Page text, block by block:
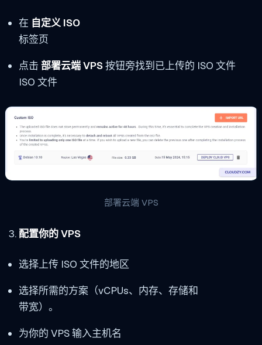
在 自定义 ISO
标签页
点击 部署云端 VPS按钮旁找到已上传的 ISO 文件
ISO 文件
部署云端 VPS
配置你的 VPS
选择上传 ISO 文件的地区
选择所需的方案（vCPUs、内存、存储和
带宽）。
为你的 VPS 输入主机名